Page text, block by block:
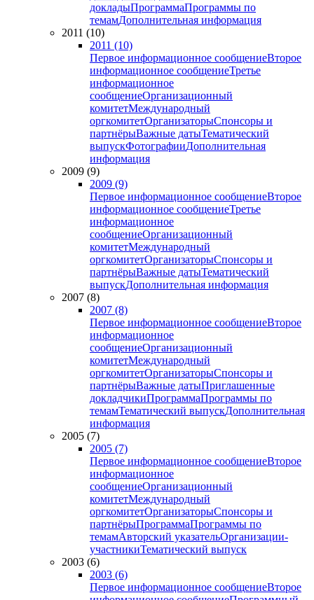
докладыПрограммаПрограммы по
темамДополнительная информация
2011 (10)
2011 (10)
Первое информационное сообщениеВторое
информационное сообщениеТретье
информационное
сообщениеОрганизационный
комитетМеждународный
оргкомитетОрганизаторыСпонсоры и
партнёрыВажные датыТематический
выпускФотографииДополнительная
информация
2009 (9)
2009 (9)
Первое информационное сообщениеВторое
информационное сообщениеТретье
информационное
сообщениеОрганизационный
комитетМеждународный
оргкомитетОрганизаторыСпонсоры и
партнёрыВажные датыТематический
выпускДополнительная информация
2007 (8)
2007 (8)
Первое информационное сообщениеВторое
информационное
сообщениеОрганизационный
комитетМеждународный
оргкомитетОрганизаторыСпонсоры и
партнёрыВажные датыПриглашенные
докладчикиПрограммаПрограммы по
темамТематический выпускДополнительная
информация
2005 (7)
2005 (7)
Первое информационное сообщениеВторое
информационное
сообщениеОрганизационный
комитетМеждународный
оргкомитетОрганизаторыСпонсоры и
партнёрыПрограммаПрограммы по
темамАвторский указательОрганизации-
участникиТематический выпуск
2003 (6)
2003 (6)
Первое информационное сообщениеВторое